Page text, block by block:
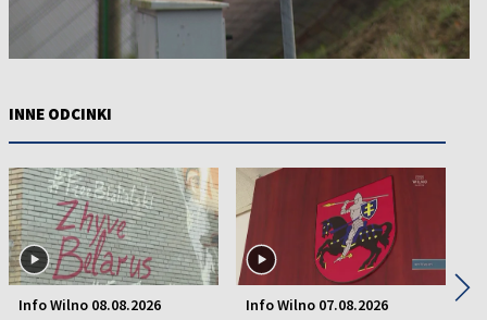
INNE ODCINKI
Info Wilno 08.08.2026 Info Wilno 07.08.2026
▶